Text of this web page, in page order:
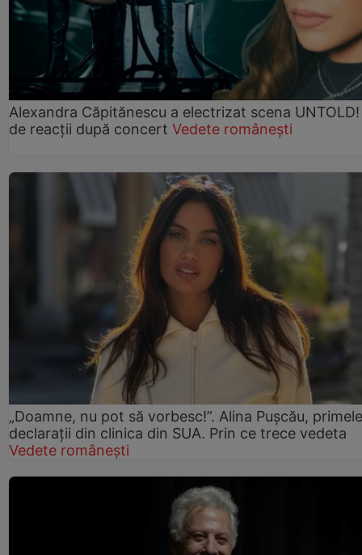
Alexandra Căpitănescu a electrizat scena UNTOLD!
de reacții după concert Vedete românești
„Doamne, nu pot să vorbesc!”. Alina Pușcău, primele
declarații din clinica din SUA. Prin ce trece vedeta
Vedete românești